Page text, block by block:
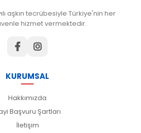
aşkın tecrübesiyle Türkiye'nin her
hizmet vermektedir.
KURUMSAL
Hakkımızda
Başvuru Şartları
İletişim